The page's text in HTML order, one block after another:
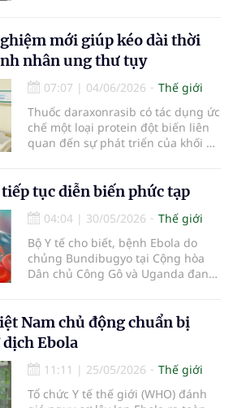
lây truyền xuyên biên giới sang
Uganda.
mới giúp kéo dài thời
nhân ung thư tụy
07:07 | 04/06/2026
Thế giới
Thuốc daraxonrasib có tác dụng ức
chế một loại protein đột biến liên
quan đến sự phát triển của khối u,
tục diễn biến phức tạp
04:04 | 30/05/2026
Thế giới
Bộ Y tế cho biết, bệnh Ebola do
chủng Bundibugyo tại Cộng hòa
Dân chủ Công Gô và Uganda đang
truyền qua biên giới. Hiện, bệnh
chưa có vaccine hoặc phương
pháp điều trị nào được phê duyệt.
Nam chủ động chuẩn bị
Ebola
11:11 | 25/05/2026
Thế giới
Tổ chức Y tế thế giới (WHO) đánh